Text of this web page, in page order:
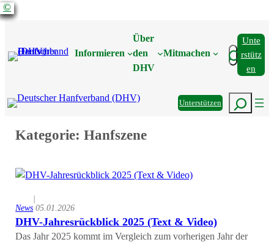
Zum
Informieren
Über
den
DHV
Mitmachen Suchen
Unte
Rstütz
En
UnterstützenSuchen
Kategorie:Hanfszene
©
News
|
05.01.2026
DHV-Jahresrückblick 2025 (Text & Video)
Das Jahr 2025 kommt im Vergleich zum vorherigen Jahr der
©
©
©
©
©
©
©
©
©